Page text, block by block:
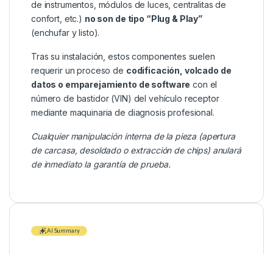
de instrumentos, módulos de luces, centralitas de
confort, etc.) no son de tipo “Plug & Play”
(enchufar y listo).
Tras su instalación, estos componentes suelen
requerir un proceso de codificación, volcado de
datos o emparejamiento de software con el
número de bastidor (VIN) del vehículo receptor
mediante maquinaria de diagnosis profesional.
Cualquier manipulación interna de la pieza (apertura
de carcasa, desoldado o extracción de chips) anulará
de inmediato la garantía de prueba.
AI Summary